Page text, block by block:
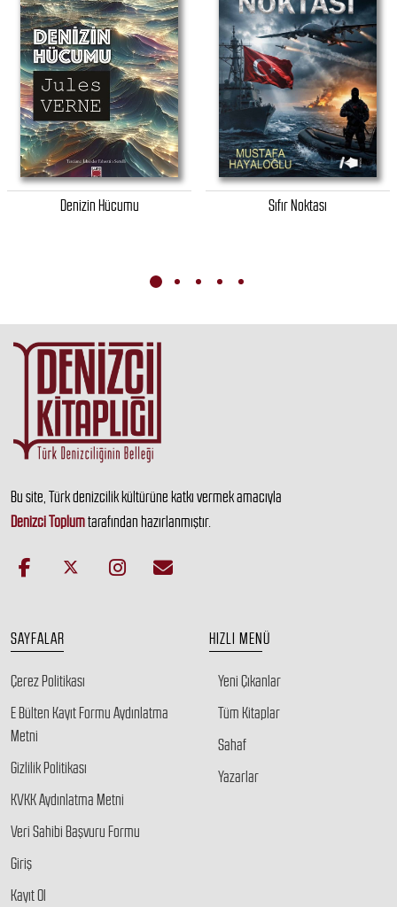
Denizin Hücumu Sıfır Noktası
Bu site, Türk denizcilik kültürüne katkı vermek amacıyla
Denizci Toplumtarafından hazırlanmıştır.
SAYFALAR
Çerez Politikası
E Bülten Kayıt Formu Aydınlatma
Metni
Gizlilik Politikası
KVKK Aydınlatma Metni
Veri Sahibi Başvuru Formu
Giriş
Kayıt Ol
HIZLI MENÜ
Yeni Çıkanlar
Tüm Kitaplar
Sahaf
Yazarlar